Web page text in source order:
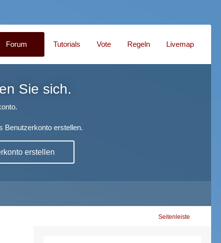
Forum Tutorials Vote Regeln Livemap
Sie sich.
Benutzerkonto erstellen.
erstellen
Seitenleiste